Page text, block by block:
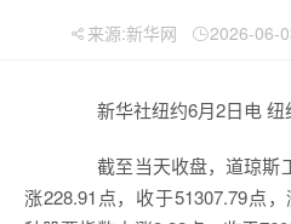
来源:新华网 2026-06-
新华社纽约6月2日电 纽
截至当天收盘，道琼斯
涨228.91点，收于51307.79点